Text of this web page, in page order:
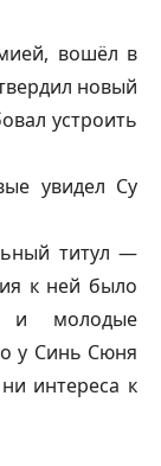
вошёл в
новый
устроить
увидел Су
титул —
к ней было
и молодые
у Синь Сюня
интереса к